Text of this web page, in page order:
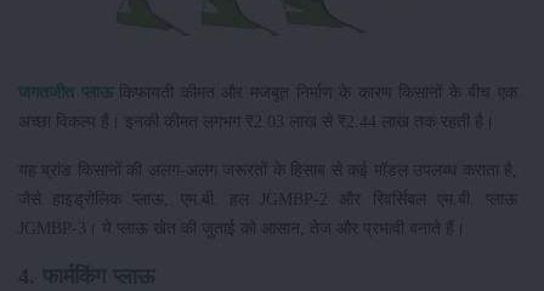
जगतजीत प्लाऊकिफायती कीमत और मजबूत निर्माण के कारण किसानों के बीच एक
अच्छा विकल्प हैं। इनकी कीमत लगभग ₹2.03 लाख से ₹2.44 लाख तक रहती है।
यह ब्रांड किसानों की अलग-अलग जरूरतों के हिसाब से कई मॉडल उपलब्ध कराता है,
जैसे हाइड्रोलिक प्लाऊ, एम.बी. हल JGMBP-2 और रिवर्सिबल एम.बी. प्लाऊ
JGMBP-3। ये प्लाऊ खेत की जुताई को आसान, तेज और प्रभावी बनाते हैं।